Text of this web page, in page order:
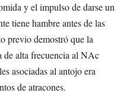
y el impulso de darse un
tiene hambre antes de las
previo demostró que la
de alta frecuencia al NAc
asociadas al antojo era
de atracones.